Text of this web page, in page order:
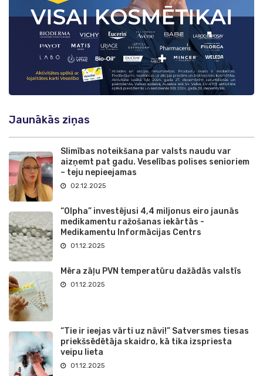
Jaunākās ziņas
Slimības noteikšana par valsts naudu var
aizņemt pat gadu. Veselības polises senioriem
– teju nepieejamas
02.12.2025
“Olpha” investējusi 4,4 miljonus eiro jaunās
medikamentu ražošanas iekārtās -
Medikamentu Informācijas Centrs
01.12.2025
Mēra zāļu PVN temperatūru dažādās valstīs
01.12.2025
“Tie ir ieejas vārti uz nāvi!” Satversmes tiesas
priekšsēdētāja skaidro, kā tika izspriesta
veipu lieta
01.12.2025